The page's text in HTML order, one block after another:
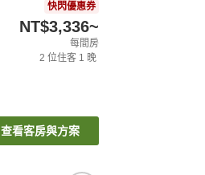
快閃優惠券
NT$3,336~
每間房
2 位住客 1 晚
查看客房與方案